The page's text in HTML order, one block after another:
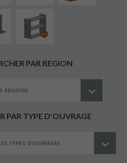
PAR REGION
PAR TYPE D'OUVRAGE